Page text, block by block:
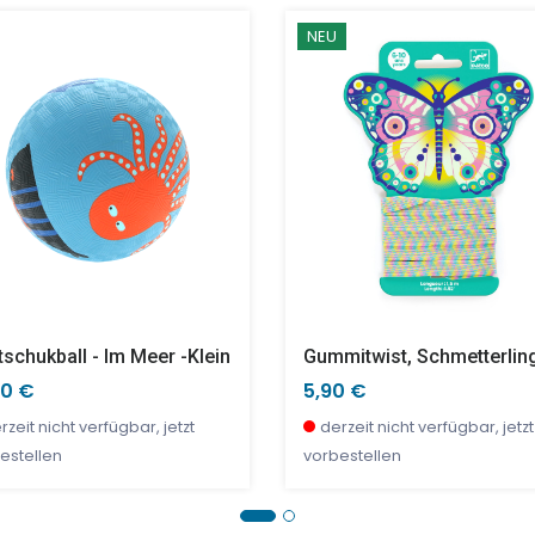
- Schneekugel
€
nicht verfügbar, jetzt
Tropenfische Angeln
wenige Stück verfügbar
€
Stück verfügbar
Fuzzyfish
27,00 €
wenige Stück verfügbar
- Im Meer -klein
€
nicht verfügbar, jetzt
NEU
Gummitwist,
5,90 €
derzeit nicht verfügbar, jetzt
vorbestellen